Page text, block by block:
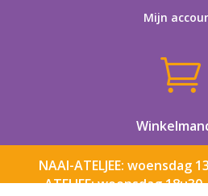
Mijn

NAAI-ATELJEE: woensdag
ATELJEE: woensdag